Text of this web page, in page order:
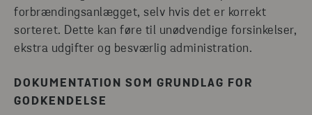
forbrændingsanlægget, selv hvis det er korrekt
sorteret. Dette kan føre til unødvendige forsinkelser,
ekstra udgifter og besværlig administration.
DOKUMENTATION SOM GRUNDLAG FOR
GODKENDELSE